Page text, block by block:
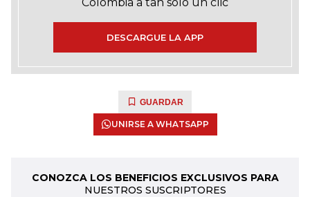
DESCARGUE LA APP
GUARDAR
UNIRSE A WHATSAPP
CONOZCA LOS BENEFICIOS EXCLUSIVOS PARA
NUESTROS SUSCRIPTORES